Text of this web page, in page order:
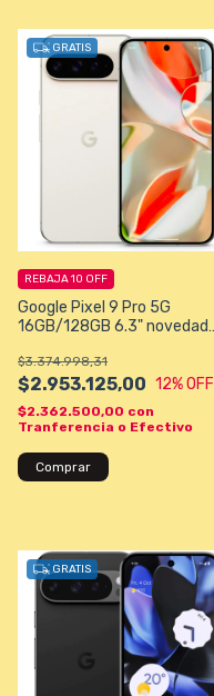
GRATIS
Google Pixel 9 Pro 5G
16GB/128GB 6.3" novedad
$2.953.125,00
$3.374.998,31
12% OFF
REBAJA 10 OFF
$2.362.500,00 con
Tranferencia o Efectivo
Comprar
GRATIS